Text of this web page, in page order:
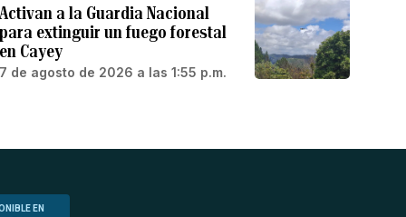
Activan a la Guardia Nacional
para extinguir un fuego forestal
en Cayey
7 de agosto de 2026 a las 1:55 p.m.
EN